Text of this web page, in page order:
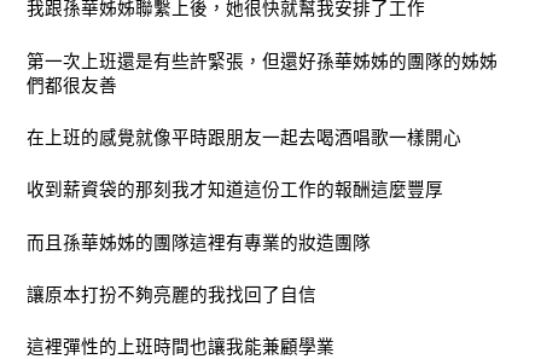
我跟孫華姊姊聯繫上後，她很快就幫我安排了工作
第一次上班還是有些許緊張，但還好孫華姊姊的團隊的姊姊
們都很友善
在上班的感覺就像平時跟朋友一起去喝酒唱歌一樣開心
收到薪資袋的那刻我才知道這份工作的報酬這麼豐厚
而且孫華姊姊的團隊這裡有專業的妝造團隊
讓原本打扮不夠亮麗的我找回了自信
這裡彈性的上班時間也讓我能兼顧學業